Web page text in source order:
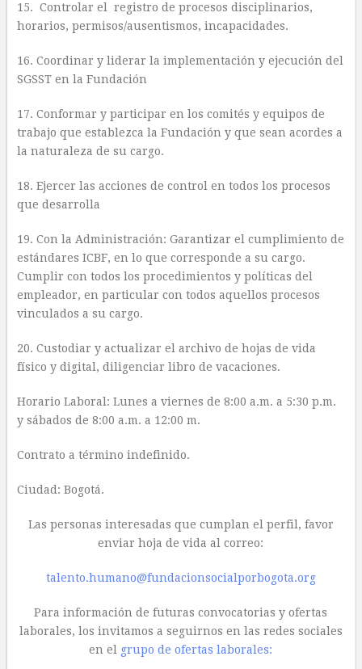
15. Controlar el registro de procesos disciplinarios,
horarios, permisos/ausentismos, incapacidades.
16. Coordinar y liderar la implementación y ejecución del
SGSST en la Fundación
17. Conformar y participar en los comités y equipos de
trabajo que establezca la Fundación y que sean acordes a
la naturaleza de su cargo.
18. Ejercer las acciones de control en todos los procesos
que desarrolla
19. Con la Administración: Garantizar el cumplimiento de
estándares ICBF, en lo que corresponde a su cargo.
Cumplir con todos los procedimientos y políticas del
empleador, en particular con todos aquellos procesos
vinculados a su cargo.
20. Custodiar y actualizar el archivo de hojas de vida
físico y digital, diligenciar libro de vacaciones.
Horario Laboral: Lunes a viernes de 8:00 a.m. a 5:30 p.m.
y sábados de 8:00 a.m. a 12:00 m.
Contrato a término indefinido.
Ciudad: Bogotá.
Las personas interesadas que cumplan el perfil, favor
enviar hoja de vida al correo:
talento.humano@fundacionsocialporbogota.org
Para información de futuras convocatorias y ofertas
laborales, los invitamos a seguirnos en las redes sociales
en el grupo de ofertas laborales: